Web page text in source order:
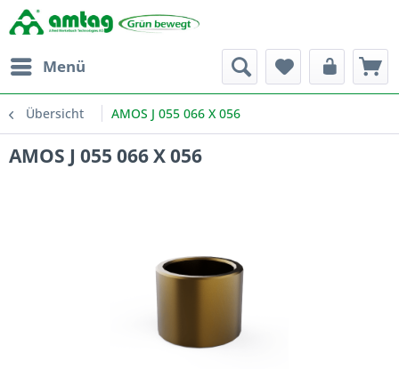
Menü
Übersicht AMOS J 055 066 X 056
AMOS J 055 066 X 056